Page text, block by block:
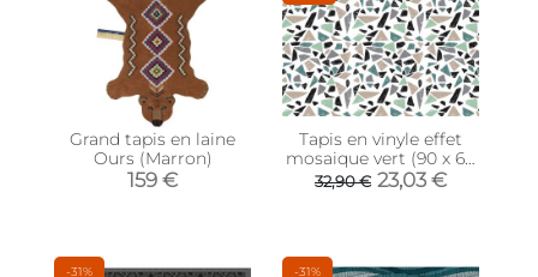
Grand tapis en laine
Ours (Marron)
159 €
Tapis en vinyle effet
mosaique vert (90 x 60
cm)
32,90 € 23,03 €
-31% -31%